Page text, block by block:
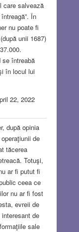
care salvează
În
nu poate fi
unii 1687)
se întreabă
în locul lui
22, 2022
după opinia
de
tăcerea
Totuşi,
ar fi putut fi
ceea ce
nu ar fi fost
evreii de
de
sale